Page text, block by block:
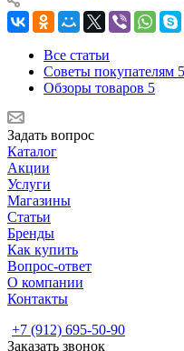
Все статьи
Советы покупателям
Обзоры товаров 5
Задать вопрос
Каталог
Акции
Услуги
Магазины
Статьи
Бренды
Как купить
Вопрос-ответ
О компании
Контакты
+7 (912) 695-50-90
Заказать звонок